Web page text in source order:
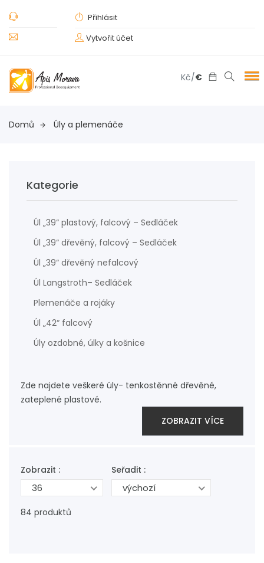
Přihlásit
Vytvořit účet
Kč/€
Domů Úly a plemenáče
Kategorie
Úl „39“ plastový, falcový – Sedláček
Úl „39“ dřevěný, falcový – Sedláček
Úl „39“ dřevěný nefalcový
Úl Langstroth– Sedláček
Plemenáče a rojáky
Úl „42“ falcový
Úly ozdobné, úlky a košnice
Zde najdete veškeré úly- tenkostěnné dřevěné,
zateplené plastové.
ZOBRAZIT VÍCE
Zobrazit :
36
Seřadit :
výchozí
84 produktů